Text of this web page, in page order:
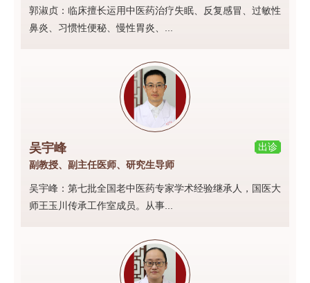
郭淑贞：临床擅长运用中医药治疗失眠、反复感冒、过敏性
鼻炎、习惯性便秘、慢性胃炎、...
出诊
吴宇峰
副教授、副主任医师、研究生导师
吴宇峰：第七批全国老中医药专家学术经验继承人，国医大
师王玉川传承工作室成员。从事...